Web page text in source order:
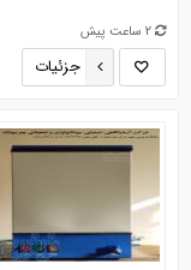
2 ساعت پیش
جزئیات